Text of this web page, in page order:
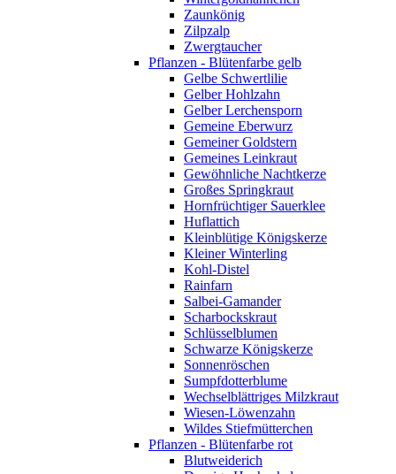
Zaunkönig
Zilpzalp
Zwergtaucher
Pflanzen - Blütenfarbe gelb
Gelbe Schwertlilie
Gelber Hohlzahn
Gelber Lerchensporn
Gemeine Eberwurz
Gemeiner Goldstern
Gemeines Leinkraut
Gewöhnliche Nachtkerze
Großes Springkraut
Hornfrüchtiger Sauerklee
Huflattich
Kleinblütige Königskerze
Kleiner Winterling
Kohl-Distel
Rainfarn
Salbei-Gamander
Scharbockskraut
Schlüsselblumen
Schwarze Königskerze
Sonnenröschen
Sumpfdotterblume
Wechselblättriges Milzkraut
Wiesen-Löwenzahn
Wildes Stiefmütterchen
Pflanzen - Blütenfarbe rot
Blutweiderich